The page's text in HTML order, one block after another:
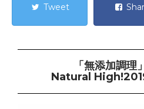
Tweet
「無添加調理
Natural